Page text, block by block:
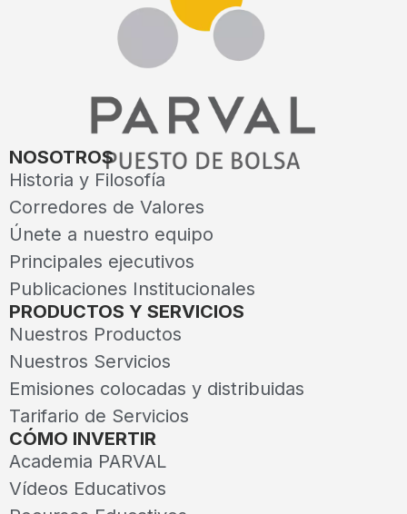
NOSOTROS
Historia y Filosofía
Corredores de Valores
Únete a nuestro equipo
Principales ejecutivos
Publicaciones Institucionales
PRODUCTOS Y SERVICIOS
Nuestros Productos
Nuestros Servicios
Emisiones colocadas y distribuidas
Tarifario de Servicios
CÓMO INVERTIR
Academia PARVAL
Vídeos Educativos